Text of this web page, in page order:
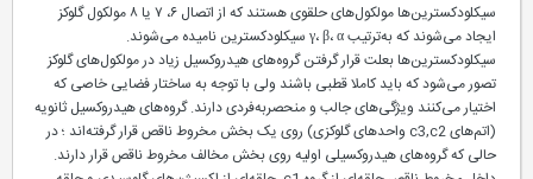
سیکلودکسترین‌ها مولکول‌های حلقوی هستند که از اتصال ۶، ۷ یا ۸ مولکول گلوکز
ایجاد می‌شوند که به‌ترتیب γ، β، α سیکلودکسترین نامیده می‌شوند.
سیکلودکسترین‌ها بعلت قرار گرفتن گروه‌های هیدروکسیل زیاد در مولکول‌های گلوکز
تصور می‌شود که باید کاملا قطبی باشند ولی با توجه به ساختار فضایی خاصی که
اختیار می‌کنند ویژگی‌های جالب و منحصربه‌فردی دارند. گروه‌های هیدروکسیل ثانویه
(اتم‌های c3,c2 واحدهای گلوکزی) روی یک بخش مخروط ناقص قرار گرفته‌اند ؛ در
حالی که گروه‌های هیدروکسیلی اولیه روی بخش مخالف مخروط ناقص قرار دارند.